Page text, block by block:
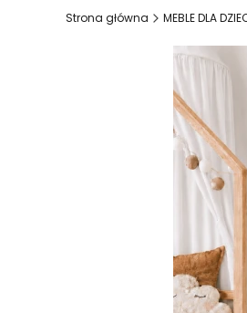
Strona główna MEBLE DLA